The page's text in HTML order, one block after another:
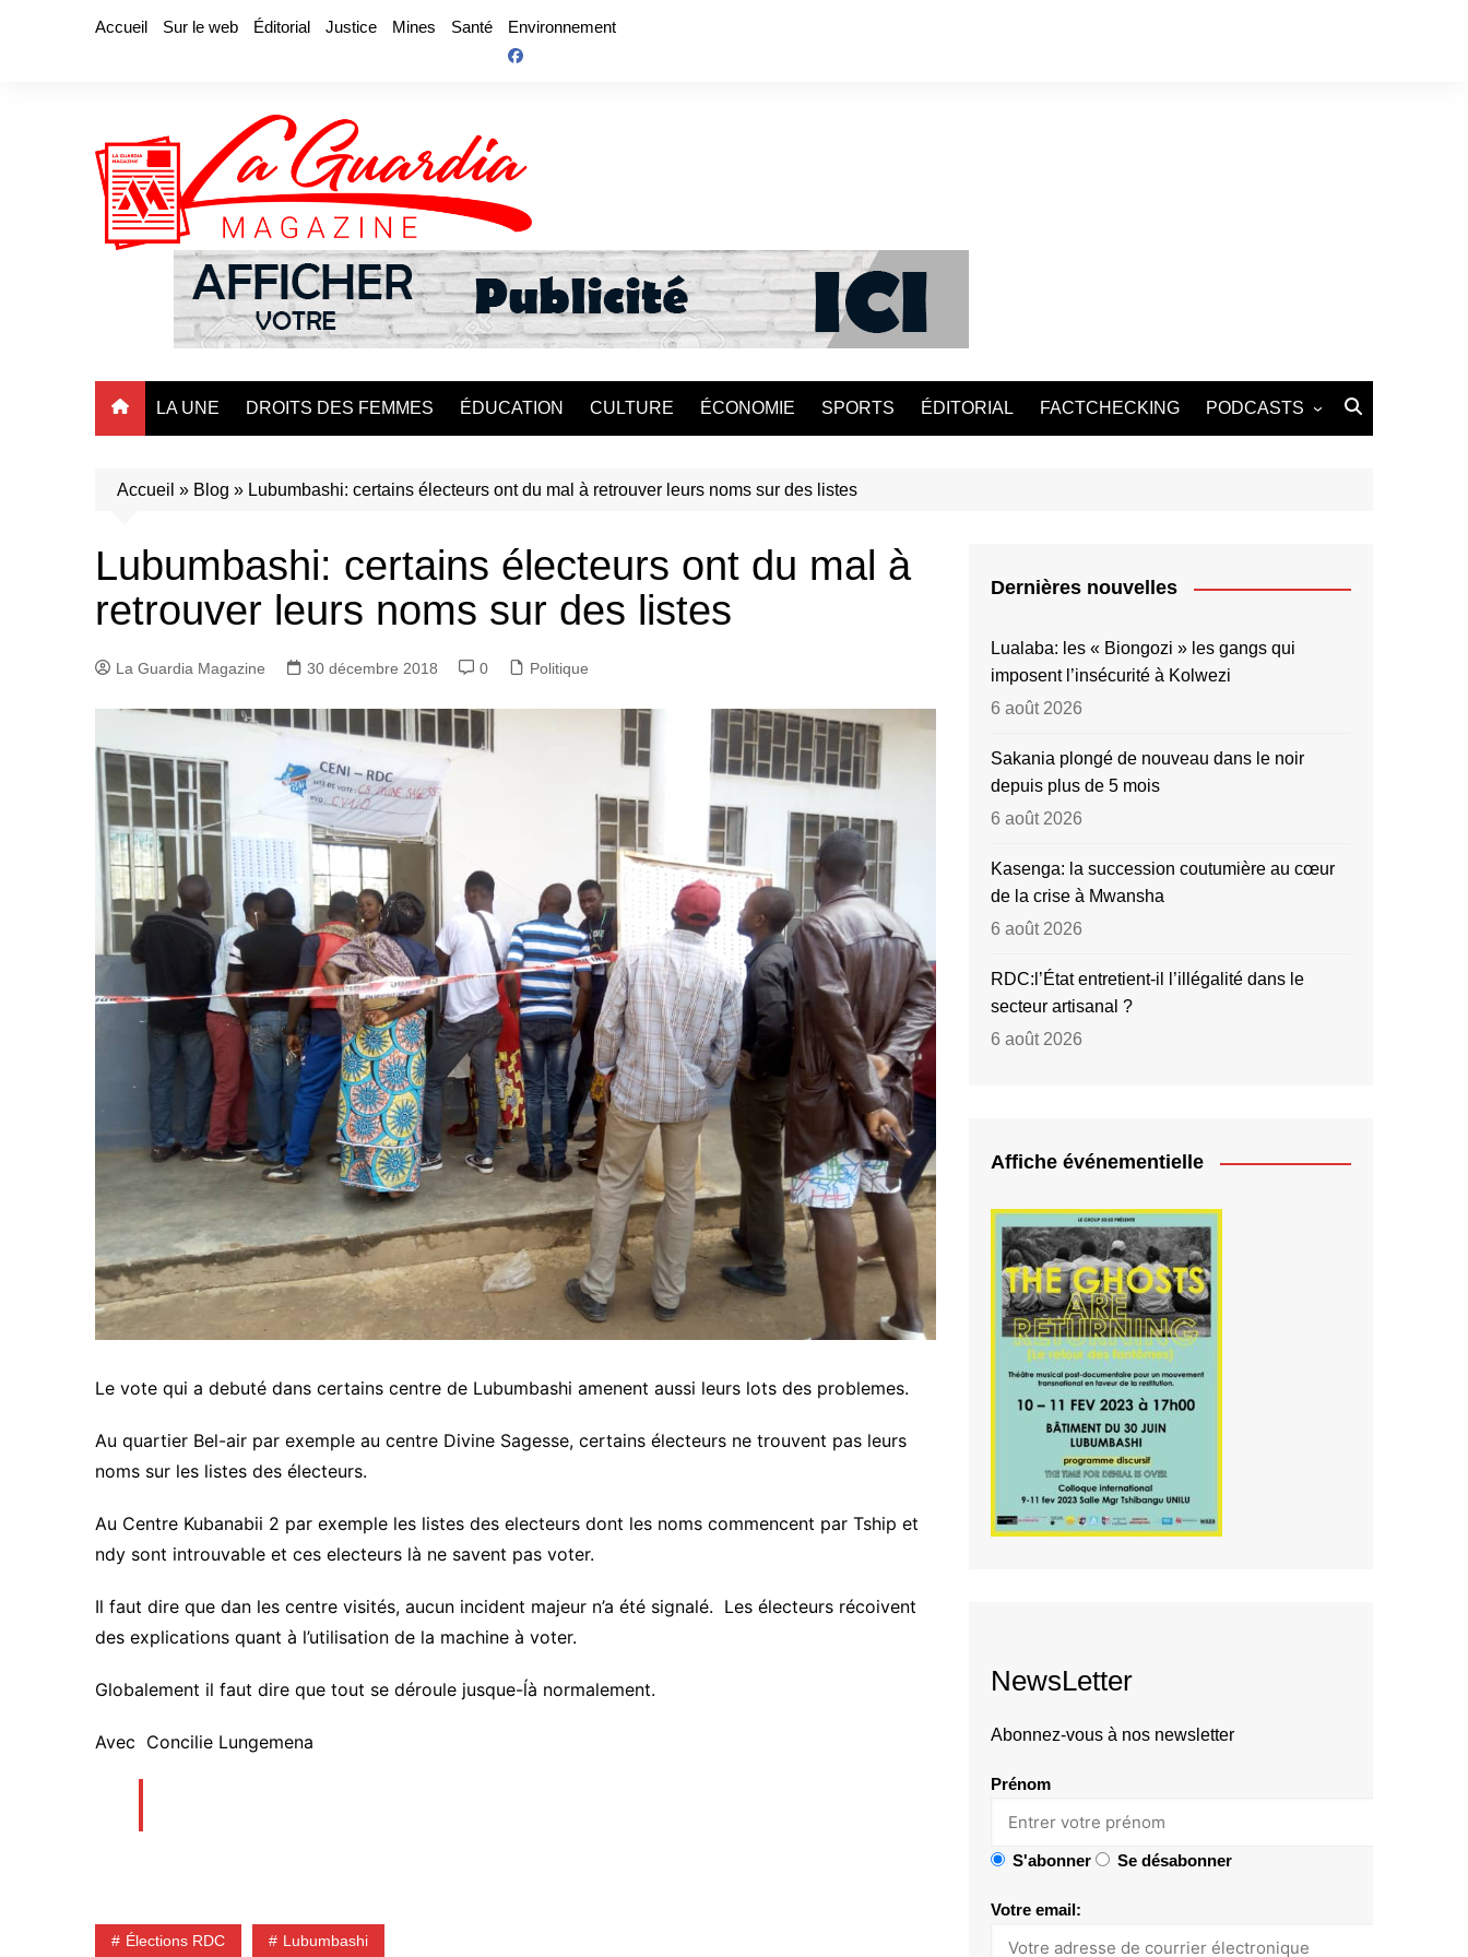
Accueil Sur le web Éditorial Justice Mines Santé Environnement
LA UNE DROITS DES FEMMES ÉDUCATION CULTURE ÉCONOMIE SPORTS ÉDITORIAL FACTCHECKING PODCASTS
Accueil » Blog » Lubumbashi: certains électeurs ont du mal à retrouver leurs noms sur des listes
Lubumbashi: certains électeurs ont du mal à
retrouver leurs noms sur des listes
La Guardia Magazine 30 décembre 2018 0 Politique
Le vote qui a debuté dans certains centre de Lubumbashi amenent aussi leurs lots des problemes.
Au quartier Bel-air par exemple au centre Divine Sagesse, certains électeurs ne trouvent pas leurs
noms sur les listes des électeurs.
Au Centre Kubanabii 2 par exemple les listes des electeurs dont les noms commencent par Tship et
ndy sont introuvable et ces electeurs là ne savent pas voter.
Il faut dire que dan les centre visités, aucun incident majeur n’a été signalé. Les électeurs récoivent
des explications quant à l’utilisation de la machine à voter.
Globalement il faut dire que tout se déroule jusque-ĺà normalement.
Avec Concilie Lungemena
Élections RDC Lubumbashi
Dernières nouvelles
Lualaba: les « Biongozi » les gangs qui
imposent l’insécurité à Kolwezi
6 août 2026
Sakania plongé de nouveau dans le noir
depuis plus de 5 mois
6 août 2026
Kasenga: la succession coutumière au cœur
de la crise à Mwansha
6 août 2026
RDC:l’État entretient-il l’illégalité dans le
secteur artisanal ?
6 août 2026
Affiche événementielle
NewsLetter
Abonnez-vous à nos newsletter
Prénom
S'abonner Se désabonner
Votre email: